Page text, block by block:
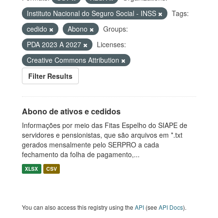
Instituto Nacional do Seguro Social - INSS
Tags:
cedido
Abono
Groups:
PDA 2023 A 2027
Licenses:
Creative Commons Attribution
Filter Results
Abono de ativos e cedidos
Informações por meio das Fitas Espelho do SIAPE de
servidores e pensionistas, que são arquivos em *.txt
gerados mensalmente pelo SERPRO a cada
fechamento da folha de pagamento,...
XLSX CSV
You can also access this registry using the API (see API Docs).